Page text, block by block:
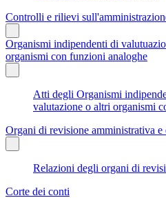
Controlli e rilievi
Organismi indipendenti di
organismi con funzioni analoghe
Atti degli Organismi
valutazione o altri organismi
Organi di revisione amministrativa e
Relazioni degli organi di
Corte dei conti